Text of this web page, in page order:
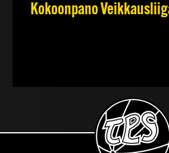
Kokoonpano